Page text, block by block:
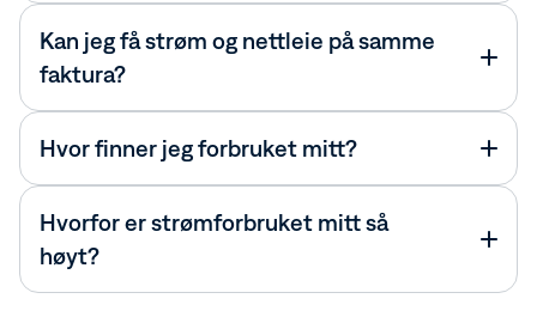
Kan jeg få strøm og nettleie på samme
faktura?
Hvor finner jeg forbruket mitt?
Hvorfor er strømforbruket mitt så
høyt?